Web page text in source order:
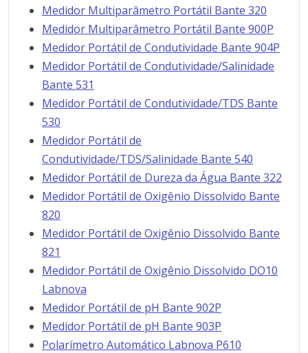
Medidor Multiparâmetro Portátil Bante 320
Medidor Multiparâmetro Portátil Bante 900P
Medidor Portátil de Condutividade Bante 904P
Medidor Portátil de Condutividade/Salinidade
Bante 531
Medidor Portátil de Condutividade/TDS Bante
530
Medidor Portátil de
Condutividade/TDS/Salinidade Bante 540
Medidor Portátil de Dureza da Água Bante 322
Medidor Portátil de Oxigênio Dissolvido Bante
820
Medidor Portátil de Oxigênio Dissolvido Bante
821
Medidor Portátil de Oxigênio Dissolvido DO10
Labnova
Medidor Portátil de pH Bante 902P
Medidor Portátil de pH Bante 903P
Polarímetro Automático Labnova P610